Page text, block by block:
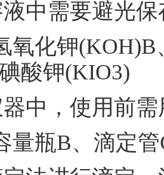
中需要避光
化钾(KOH)B
酸钾(KIO3)
中，使用前
瓶B、滴定管